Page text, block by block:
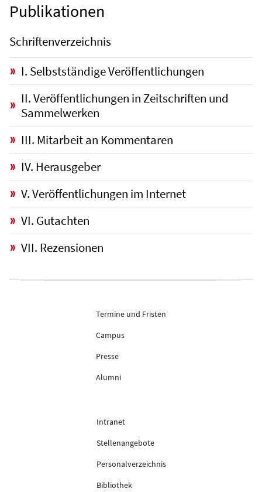
Publikationen
Schriftenverzeichnis
I. Selbstständige Veröffentlichungen
II. Veröffentlichungen in Zeitschriften und
Sammelwerken
III. Mitarbeit an Kommentaren
IV. Herausgeber
V. Veröffentlichungen im Internet
VI. Gutachten
VII. Rezensionen
Termine und Fristen
Campus
Presse
Alumni
Intranet
Stellenangebote
Personalverzeichnis
Bibliothek